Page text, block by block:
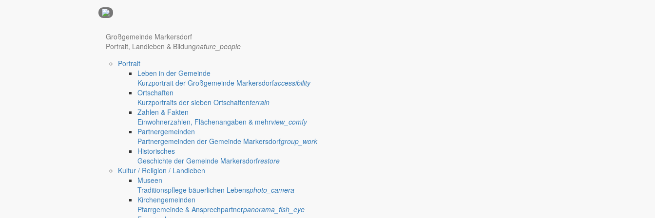
Hotel Nürnberg
Regional werben auf markersdorf.de! anzeigen@gemeinde-markersdorf.de
Großgemeinde Markersdorf
Portrait, Landleben & Bildungnature_people
Portrait
Leben in der Gemeinde
Kurzportrait der Großgemeinde Markersdorfaccessibility
Ortschaften
Kurzportraits der sieben Ortschaftenterrain
Zahlen & Fakten
Einwohnerzahlen, Flächenangaben & mehrview_comfy
Partnergemeinden
Partnergemeinden der Gemeinde Markersdorfgroup_work
Historisches
Geschichte der Gemeinde Markersdorfrestore
Kultur / Religion / Landleben
Museen
Traditionspflege bäuerlichen Lebensphoto_camera
Kirchengemeinden
Pfarrgemeinde & Ansprechpartnerpanorama_fish_eye
Deutsch-Paulsdorf
Jauernick-Buschbach